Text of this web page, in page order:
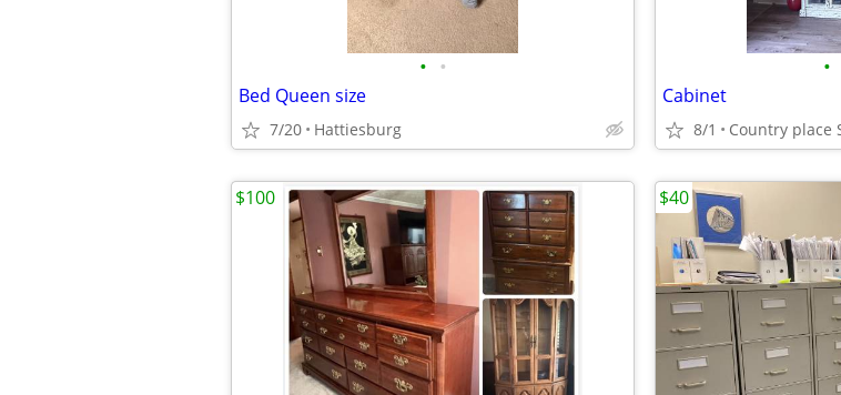
• •
Bed Queen size
7/20 Hattiesburg
•
Cabinet
8/1 Country place
$100 $40